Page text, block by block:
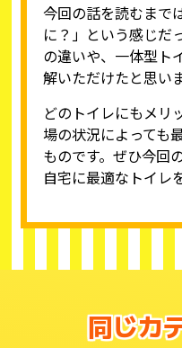
今回の話を読むまで
に？」という感じだ
の違いや、一体型ト
解いただけたと思いま
どのトイレにもメリ
場の状況によっても
ものです。ぜひ今回
自宅に最適なトイレ
同じカ